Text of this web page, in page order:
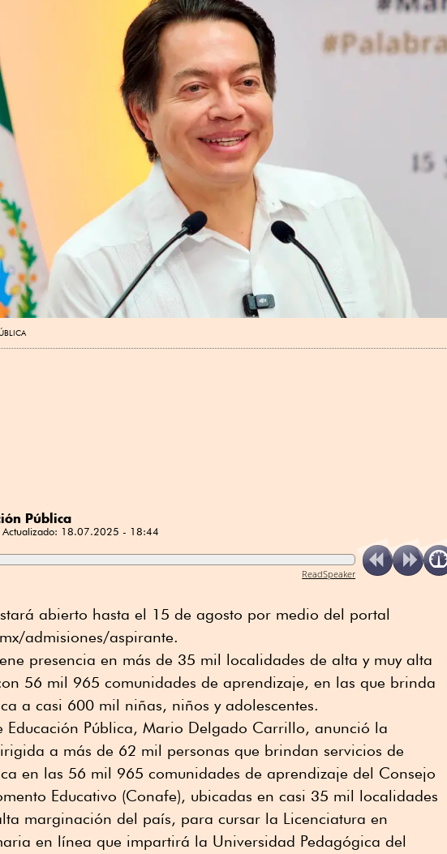
Pública
Actualizado: 18.07.2025 - 18:44
ReadSpeaker
abierto hasta el 15 de agosto por medio del portal
admisiones/aspirante.
presencia en más de 35 mil localidades de alta y muy alta
56 mil 965 comunidades de aprendizaje, en las que brinda
a casi 600 mil niñas, niños y adolescentes.
Educación Pública, Mario Delgado Carrillo, anunció la
a más de 62 mil personas que brindan servicios de
en las 56 mil 965 comunidades de aprendizaje del Consejo
Educativo (Conafe), ubicadas en casi 35 mil localidades
marginación del país, para cursar la Licenciatura en
en línea que impartirá la Universidad Pedagógica del